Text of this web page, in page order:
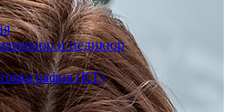
и педикюр
(КТ)